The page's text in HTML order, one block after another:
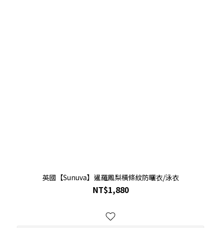
英國【Sunuva】暹羅鳳梨橫條紋防曬衣/泳衣
NT$1,880